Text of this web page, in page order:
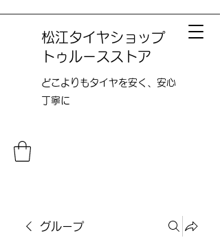
松江タイヤショップ
トゥルースストア
どこよりも​タイヤを安く、安心
丁寧に
グループ